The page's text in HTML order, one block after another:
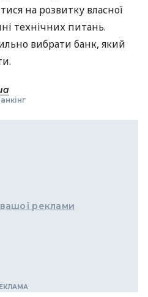
на розвитку власної
технічних питань.
вибрати банк, який
реклами